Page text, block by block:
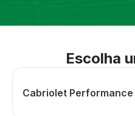
Escolha
Cabriolet